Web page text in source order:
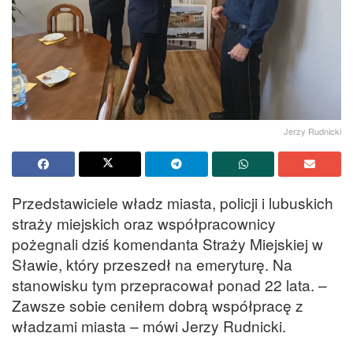
Jerzy Rudnicki
Przedstawiciele władz miasta, policji i lubuskich
straży miejskich oraz współpracownicy
pożegnali dziś komendanta Straży Miejskiej w
Sławie, który przeszedł na emeryturę. Na
stanowisku tym przepracował ponad 22 lata. –
Zawsze sobie ceniłem dobrą współpracę z
władzami miasta – mówi Jerzy Rudnicki.